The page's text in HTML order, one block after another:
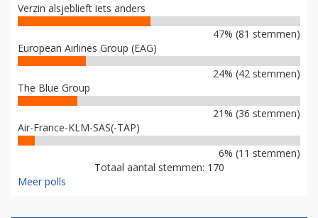
Verzin alsjeblieft iets anders
47% (81 stemmen)
European Airlines Group (EAG)
24% (42 stemmen)
The Blue Group
21% (36 stemmen)
Air-France-KLM-SAS(-TAP)
6% (11 stemmen)
Totaal aantal stemmen: 170
Meer polls